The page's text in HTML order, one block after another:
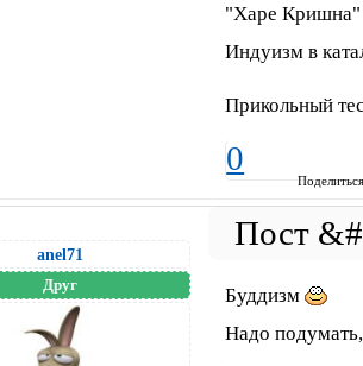
"Харе Кришна"
Индуизм в
Прикольный
0
anel71
Друг
Буддизм
Надо